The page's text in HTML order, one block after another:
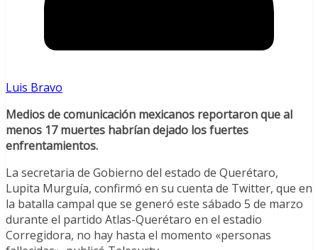
Luis Bravo
Medios de comunicación mexicanos reportaron que al
menos 17 muertes habrían dejado los fuertes
enfrentamientos.
La secretaria de Gobierno del estado de Querétaro,
Lupita Murguía, confirmó en su cuenta de Twitter, que en
la batalla campal que se generó este sábado 5 de marzo
durante el partido Atlas-Querétaro en el estadio
Corregidora, no hay hasta el momento «personas